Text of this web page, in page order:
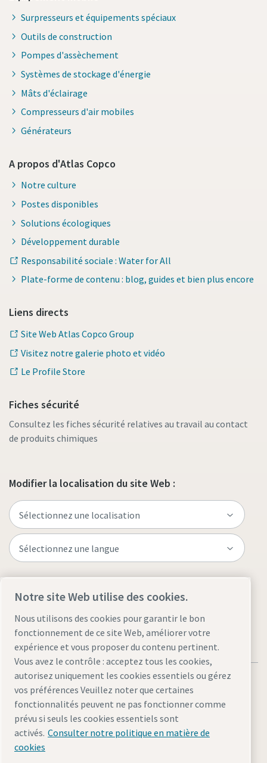
Surpresseurs et équipements spéciaux
Outils de construction
Pompes d'assèchement
Systèmes de stockage d'énergie
Mâts d'éclairage
Compresseurs d'air mobiles
Générateurs
A propos d'Atlas Copco
Notre culture
Postes disponibles
Solutions écologiques
Développement durable
Responsabilité sociale : Water for All
Plate-forme de contenu : blog, guides et bien plus encore
Liens directs
Site Web Atlas Copco Group
Visitez notre galerie photo et vidéo
Le Profile Store
Fiches sécurité
Consultez les fiches sécurité relatives au travail au contact
de produits chimiques
Modifier la localisation du site Web :
Mentions légales et politique de confidentialité
Gérer les cookies
Notre site Web utilise des cookies.
Nous utilisons des cookies pour garantir le bon
fonctionnement de ce site Web, améliorer votre
expérience et vous proposer du contenu pertinent.
Vous avez le contrôle : acceptez tous les cookies,
autorisez uniquement les cookies essentiels ou gérez
vos préférences Veuillez noter que certaines
fonctionnalités peuvent ne pas fonctionner comme
prévu si seuls les cookies essentiels sont
activés. Consulter notre politique en matière de
cookies